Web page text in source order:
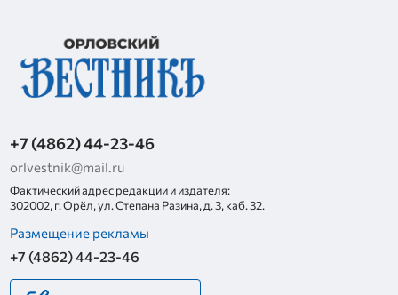
+7 (4862) 44-23-46
orlvestnik@mail.ru
Фактический адрес редакции и издателя:
302002, г. Орёл, ул. Степана Разина, д. 3, каб. 32.
Размещение рекламы
+7 (4862) 44-23-46